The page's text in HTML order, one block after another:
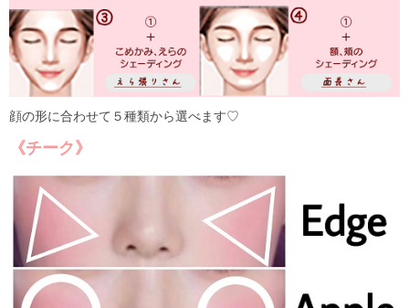
顔の形に合わせて５種類から選べます♡
《チーク》